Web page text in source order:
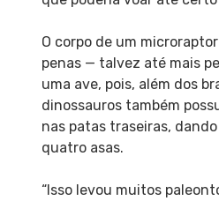
O corpo de um
penas — talvez até mais
uma ave, pois, além dos
dinossauros também
nas patas traseiras,
quatro asas.
“Isso levou muitos